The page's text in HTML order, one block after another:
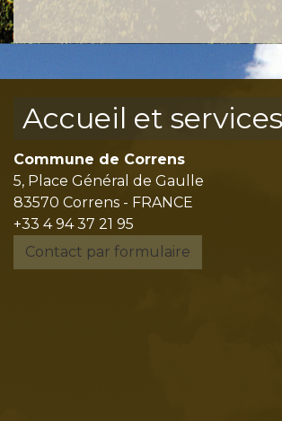
Accueil et services
Commune de Correns
5, Place Général de Gaulle
83570 Correns - FRANCE
+33 4 94 37 21 95
Contact par formulaire